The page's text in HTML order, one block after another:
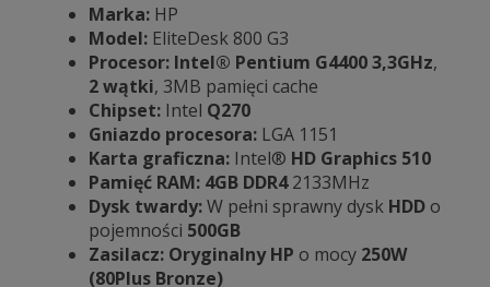
Marka: HP
Model: EliteDesk 800 G3
Procesor: Intel® Pentium G44003,3GHz,
2 wątki, 3MB pamięci cache
Chipset: Intel Q270
Gniazdo procesora: LGA 1151
Karta graficzna: Intel® HD Graphics 510
Pamięć RAM: 4GB DDR42133MHz
Dysk twardy:W pełni sprawny dysk HDD o
pojemności 500GB
Zasilacz: Oryginalny HP o mocy 250W
(80Plus Bronze)